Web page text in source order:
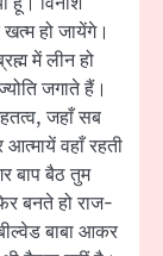
हो जायेंगे।
में लीन हो
जगाते हैं।
जहाँ सब
वहाँ रहती
बाप बैठ तुम
बनते हो राज-
बाबा आकर